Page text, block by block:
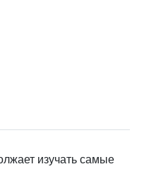
изучать самые